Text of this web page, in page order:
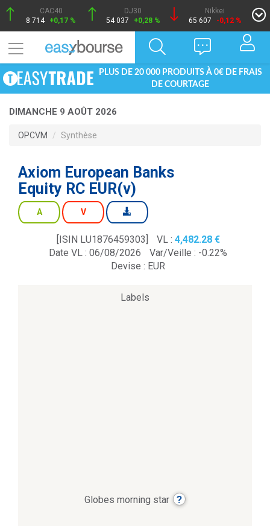
CAC40
8 714 +0,17 %
DJ30
54 037
+0,28 %
Nikkei
65 607
-0,12 %
PLUS DE 20 000 PRODUITS À 0€ DE FRAIS
DE COURTAGE
DIMANCHE 9 AOÛT 2026
OPCVM Synthèse
Axiom European Banks
Equity RC EUR(v)
A V
[ISIN LU1876459303] VL : 4,482.28
Date VL : 06/08/2026
Var/Veille : -0.22%
Devise : EUR
Labels
Globes morning star ?